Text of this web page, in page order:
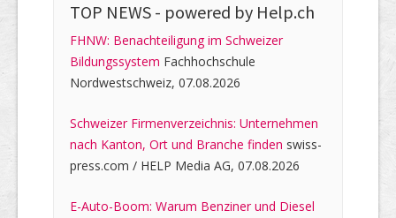
TOP NEWS - powered by Help.ch
FHNW: Benachteiligung im Schweizer
Bildungssystem Fachhochschule
Nordwestschweiz, 07.08.2026
Schweizer Firmenverzeichnis: Unternehmen
nach Kanton, Ort und Branche finden swiss-
press.com / HELP Media AG, 07.08.2026
E-Auto-Boom: Warum Benziner und Diesel